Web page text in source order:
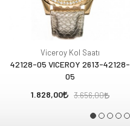
Viceroy Kol Saatı
42128-05 VICEROY 2613-42128-
05
1.828,00
3.656,00